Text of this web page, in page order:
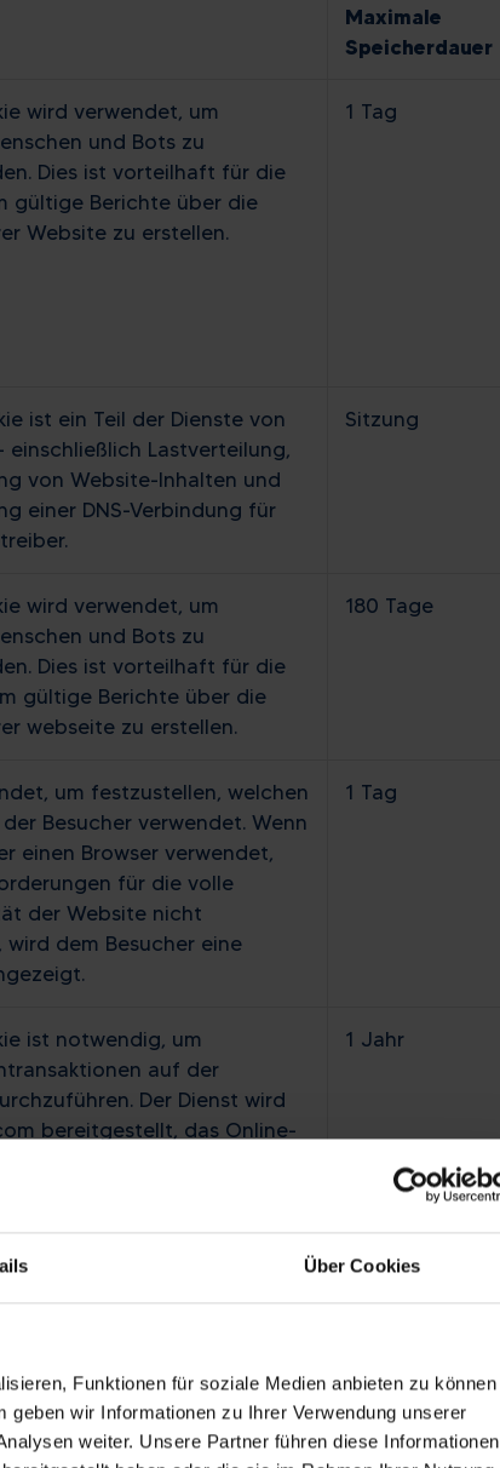
Über Cookies
Funktionen für soziale Medien anbieten zu können
wir Informationen zu Ihrer Verwendung unserer
weiter. Unsere Partner führen diese Informationen
Maximale
Speicherdauer
wird verwendet, um
und Bots zu
Dies ist vorteilhaft für die
gültige Berichte über die
Website zu erstellen.
1 Tag
ist ein Teil der Dienste von
einschließlich Lastverteilung,
von Website-Inhalten und
einer DNS-Verbindung für
Sitzung
wird verwendet, um
und Bots zu
Dies ist vorteilhaft für die
gültige Berichte über die
webseite zu erstellen.
180 Tage
um festzustellen, welchen
Besucher verwendet. Wenn
einen Browser verwendet,
für die volle
der Website nicht
dem Besucher eine
1 Tag
ist notwendig, um
auf der
Der Dienst wird
bereitgestellt, das Online-
1 Jahr
wird benutzt, um zu
ob der Besucher die Cookie-
Sitzung